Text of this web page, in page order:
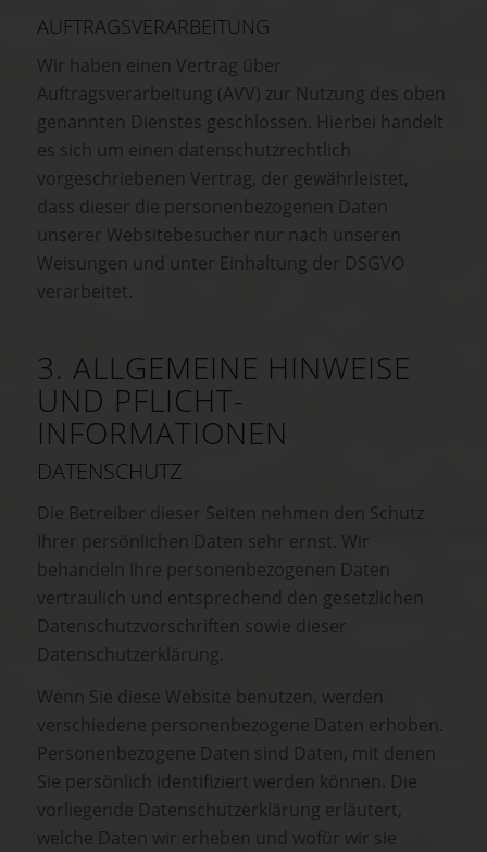
AUFTRAGSVERARBEITUNG
Wir haben einen Vertrag über
Auftragsverarbeitung (AVV) zur Nutzung des oben
genannten Dienstes geschlossen. Hierbei handelt
es sich um einen datenschutzrechtlich
vorgeschriebenen Vertrag, der gewährleistet,
dass dieser die personenbezogenen Daten
unserer Websitebesucher nur nach unseren
Weisungen und unter Einhaltung der DSGVO
verarbeitet.
3. ALLGEMEINE HINWEISE
UND PFLICHT­
INFORMATIONEN
DATENSCHUTZ
Die Betreiber dieser Seiten nehmen den Schutz
Ihrer persönlichen Daten sehr ernst. Wir
behandeln Ihre personenbezogenen Daten
vertraulich und entsprechend den gesetzlichen
Datenschutzvorschriften sowie dieser
Datenschutzerklärung.
Wenn Sie diese Website benutzen, werden
verschiedene personenbezogene Daten erhoben.
Personenbezogene Daten sind Daten, mit denen
Sie persönlich identifiziert werden können. Die
vorliegende Datenschutzerklärung erläutert,
welche Daten wir erheben und wofür wir sie